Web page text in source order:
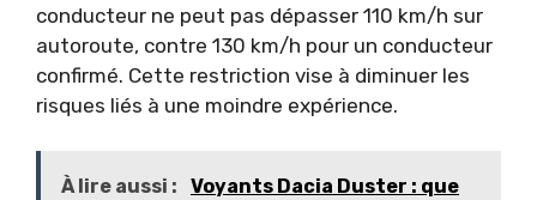
conducteur ne peut pas dépasser 110 km/h sur
autoroute, contre 130 km/h pour un conducteur
confirmé. Cette restriction vise à diminuer les
risques liés à une moindre expérience.
À lire aussi :
Voyants Dacia Duster : que